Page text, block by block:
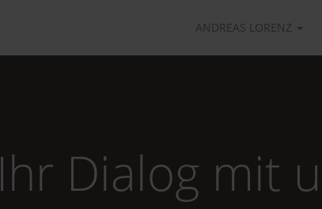
ANDREAS LORENZ
Ihr Dialog mit